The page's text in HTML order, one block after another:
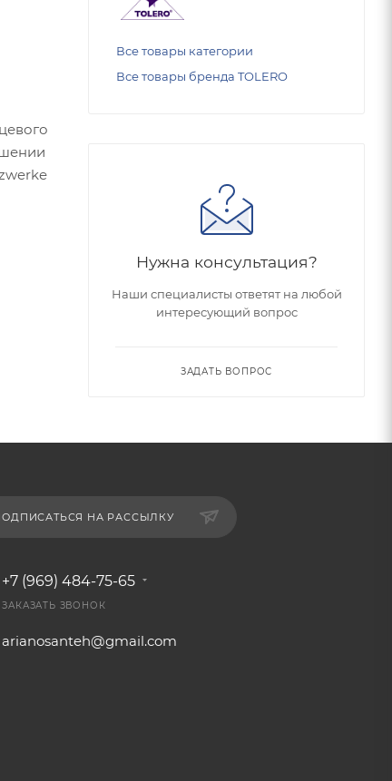
Все товары категории
Все товары бренда TOLERO
Нужна консультация?
Наши специалисты ответят на любой
интересующий вопрос
ЗАДАТЬ ВОПРОС
НА РАССЫЛКУ
+7 (969) 484-75-65
ЗАКАЗАТЬ ЗВОНОК
arianosanteh@gmail.com